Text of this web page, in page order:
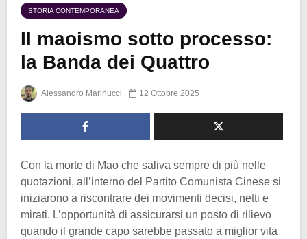
STORIA CONTEMPORANEA
Il maoismo sotto processo:
la Banda dei Quattro
Alessandro Marinucci 12 Ottobre 2025
Con la morte di Mao che saliva sempre di più nelle
quotazioni, all’interno del Partito Comunista Cinese si
iniziarono a riscontrare dei movimenti decisi, netti e
mirati. L’opportunità di assicurarsi un posto di rilievo
quando il grande capo sarebbe passato a miglior vita